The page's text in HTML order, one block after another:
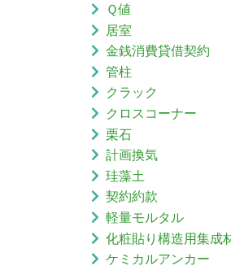
Ｑ値
居室
金銭消費貸借契約
管柱
クラック
クロスコーナー
栗石
計画換気
珪藻土
契約約款
軽量モルタル
化粧貼り構造用集成
ケミカルアンカー